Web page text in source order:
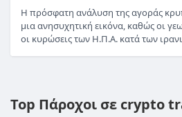
Η πρόσφατη ανάλυση της αγοράς
μια ανησυχητική εικόνα, καθώς οι
οι κυρώσεις των Η.Π.Α. κατά των
Top Πάροχοι σε crypto